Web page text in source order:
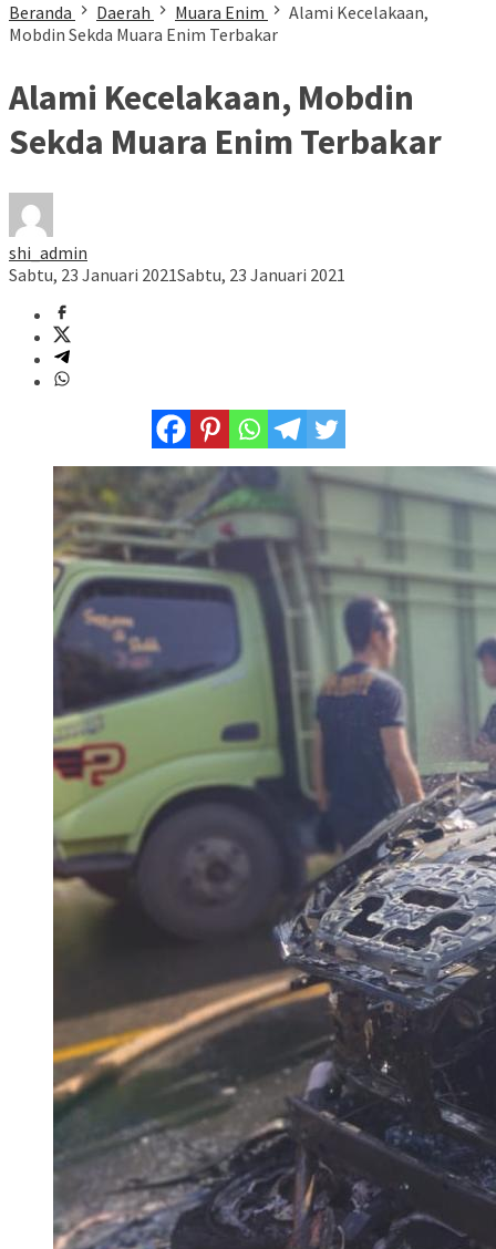
Beranda
Daerah Muara Enim
Alami Kecelakaan,
Mobdin Sekda Muara Enim Terbakar
Alami Kecelakaan, Mobdin
Sekda Muara Enim Terbakar
shi_admin
Sabtu, 23 Januari 2021Sabtu, 23 Januari 2021